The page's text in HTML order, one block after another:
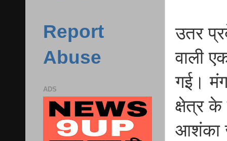
उतर
वाली
गई।
क्षेत्र
आशंका
Report
Abuse
ADS